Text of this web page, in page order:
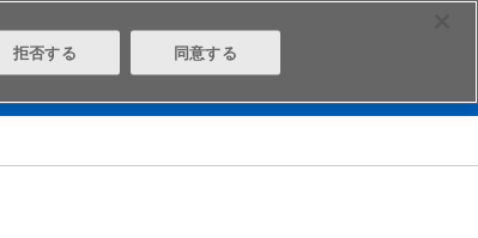
拒否する 同意する